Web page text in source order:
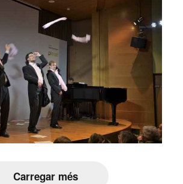
Carregar més